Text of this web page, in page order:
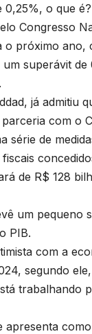
o que
Congresso
próximo ano,
superávit
já admitiu
com o
série de
de R$ 128
um pequeno
PIB.
com a
segundo
trabalhando
apresenta